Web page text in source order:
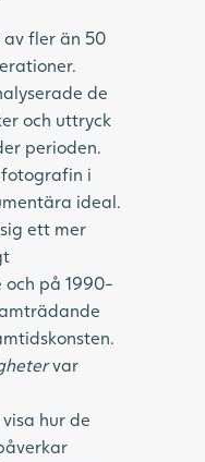
av fler än 50
de
och uttryck
perioden.
i
ideal.
ett mer
på 1990-
var
hur de